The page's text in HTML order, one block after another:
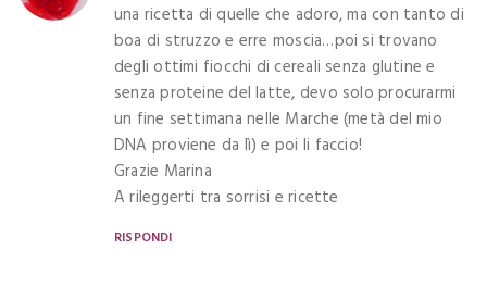
una ricetta di quelle che adoro, ma con tanto di
boa di struzzo e erre moscia…poi si trovano
degli ottimi fiocchi di cereali senza glutine e
senza proteine del latte, devo solo procurarmi
un fine settimana nelle Marche (metà del mio
DNA proviene da lì) e poi li faccio!
Grazie Marina
A rileggerti tra sorrisi e ricette
RISPONDI